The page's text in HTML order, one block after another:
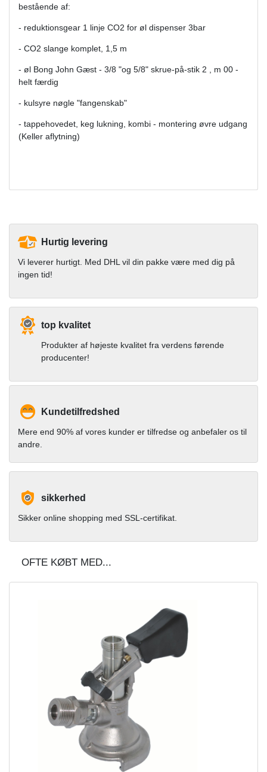
bestående af:
- reduktionsgear 1 linje CO2 for øl dispenser 3bar
- CO2 slange komplet, 1,5 m
- øl Bong John Gæst - 3/8 "og 5/8" skrue-på-stik 2 , m 00 -
helt færdig
- kulsyre nøgle "fangenskab"
- tappehovedet, keg lukning, kombi - montering øvre udgang
(Keller aflytning)
Hurtig levering
Vi leverer hurtigt. Med DHL vil din pakke være med dig på
ingen tid!
top kvalitet
Produkter af højeste kvalitet fra verdens førende
producenter!
Kundetilfredshed
Mere end 90% af vores kunder er tilfredse og anbefaler os til
andre.
sikkerhed
Sikker online shopping med SSL-certifikat.
OFTE KØBT MED...